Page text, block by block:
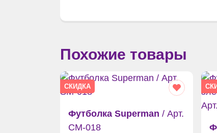
Похожие товары
СКИДКА
Футболка Superman / Арт.
CM-018